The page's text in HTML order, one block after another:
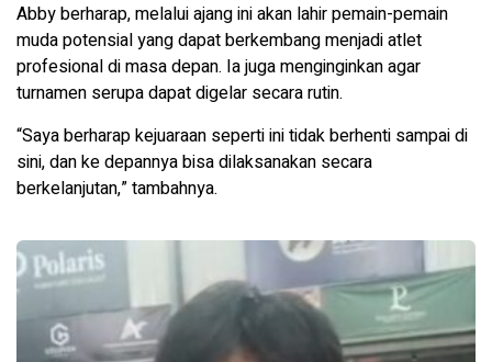
Abby berharap, melalui ajang ini akan lahir pemain-pemain
muda potensial yang dapat berkembang menjadi atlet
profesional di masa depan. Ia juga menginginkan agar
turnamen serupa dapat digelar secara rutin.
“Saya berharap kejuaraan seperti ini tidak berhenti sampai di
sini, dan ke depannya bisa dilaksanakan secara
berkelanjutan,” tambahnya.